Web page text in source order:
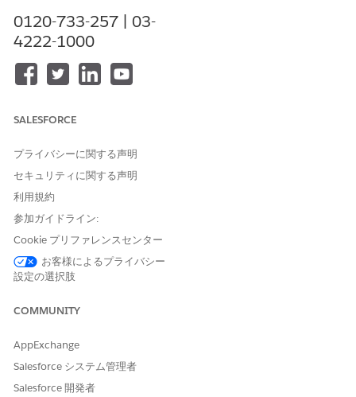
項目の各ケアリソースのサービスリソースレコードを作成しま
す。Field Service では、これらのレコードを使用して訪問の
割り当てを管理します。
在宅医療のサービステリトリーの作成
リーレコードを作成します。各サービステリトリーの業務時間
在宅医療のサービステリトリーへのサービスリソースの割り当
て
サービスリソースを、そのリソースが業務を行うサービステリ
トリーに割り当てます。これにより、リソースとテリトリーを
す。必要に応じて、サービステリトリーメンバーの業務時間が
サービステリトリーの業務時間と異なる場合は変更します。
関連項目:
務時間、シフトの設定
0120-733-257 | 03-
4222-1000
SALESFORCE
プライバシーに関する声明
セキュリティに関する声明
利用規約
参加ガイドライン:
Cookie プリファレンスセンター
お客様によるプライバシー
設定の選択肢
COMMUNITY
AppExchange
Salesforce システム管理者
Salesforce 開発者